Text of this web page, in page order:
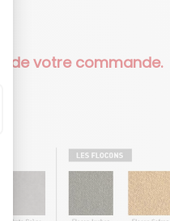
de votre commande.